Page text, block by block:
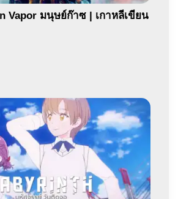
Vapor มนุษย์ก๊าซ | เกาหลีเขียน